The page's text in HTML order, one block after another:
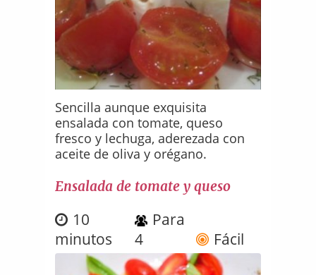
Sencilla aunque exquisita
ensalada con tomate, queso
fresco y lechuga, aderezada con
aceite de oliva y orégano.
Ensalada de tomate y queso
10
minutos
Para
4
Fácil